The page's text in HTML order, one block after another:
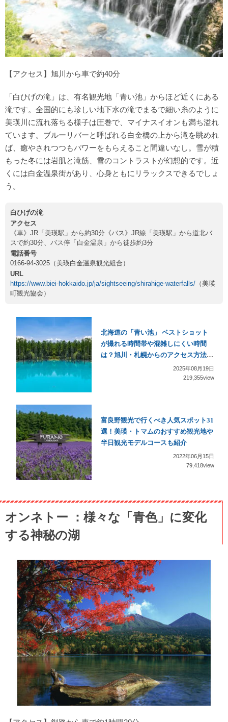
【アクセス】旭川から車で約40分
「白ひげの滝」は、有名観光地「青い池」からほど近くにある
滝です。全国的にも珍しい地下水の滝でまるで細い糸のように
美瑛川に流れ落ちる様子は圧巻で、マイナスイオンも満ち溢れ
ています。ブルーリバーと呼ばれる白金橋の上から滝を眺めれ
ば、癒やされつつもパワーをもらえること間違いなし。雪が積
もった冬には岩肌と滝筋、雪のコントラストが幻想的です。近
くには白金温泉街があり、心身ともにリラックスできるでしょ
う。
白ひげの滝
アクセス
《車》JR「美瑛駅」から約30分《バス》JR線「美瑛駅」から道北バ
スで約30分、バス停「白金温泉」から徒歩約3分
電話番号
0166-94-3025（美瑛白金温泉観光組合）
URL
https://www.biei-hokkaido.jp/ja/sightseeing/shirahige-waterfalls/ （美瑛
町観光協会）
北海道の「青い池」 ベストショット
が撮れる時間帯や混雑しにくい時間
は？旭川・札幌からのアクセス方法も
2025年08月19日
219,355view
富良野観光で行くべき人気スポット31
選！美瑛・トマムのおすすめ観光地や
半日観光モデルコースも紹介
2022年06月15日
79,418view
オンネトー ：様々な「青色」に変化
する神秘の湖